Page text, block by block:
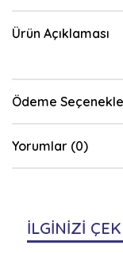
Ürün Açıklaması
Ödeme
Yorumlar (0)
İLGİNİZİ